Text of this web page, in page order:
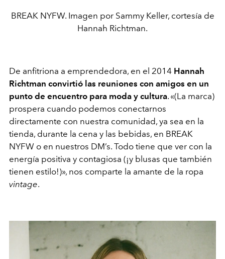
BREAK NYFW. Imagen por Sammy Keller, cortesía de
Hannah Richtman.
De anfitriona a emprendedora, en el 2014 Hannah
Richtman convirtió las reuniones con amigos en un
punto de encuentro para moda y cultura. «(La marca)
prospera cuando podemos conectarnos
directamente con nuestra comunidad, ya sea en la
tienda, durante la cena y las bebidas, en BREAK
NYFW o en nuestros DM’s. Todo tiene que ver con la
energía positiva y contagiosa (¡y blusas que también
tienen estilo!)», nos comparte la amante de la ropa
vintage.